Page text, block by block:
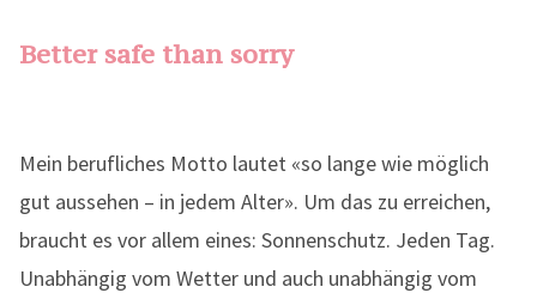
Better safe than sorry
Mein berufliches Motto lautet «so lange wie möglich
gut aussehen – in jedem Alter». Um das zu erreichen,
braucht es vor allem eines: Sonnenschutz. Jeden Tag.
Unabhängig vom Wetter und auch unabhängig vom